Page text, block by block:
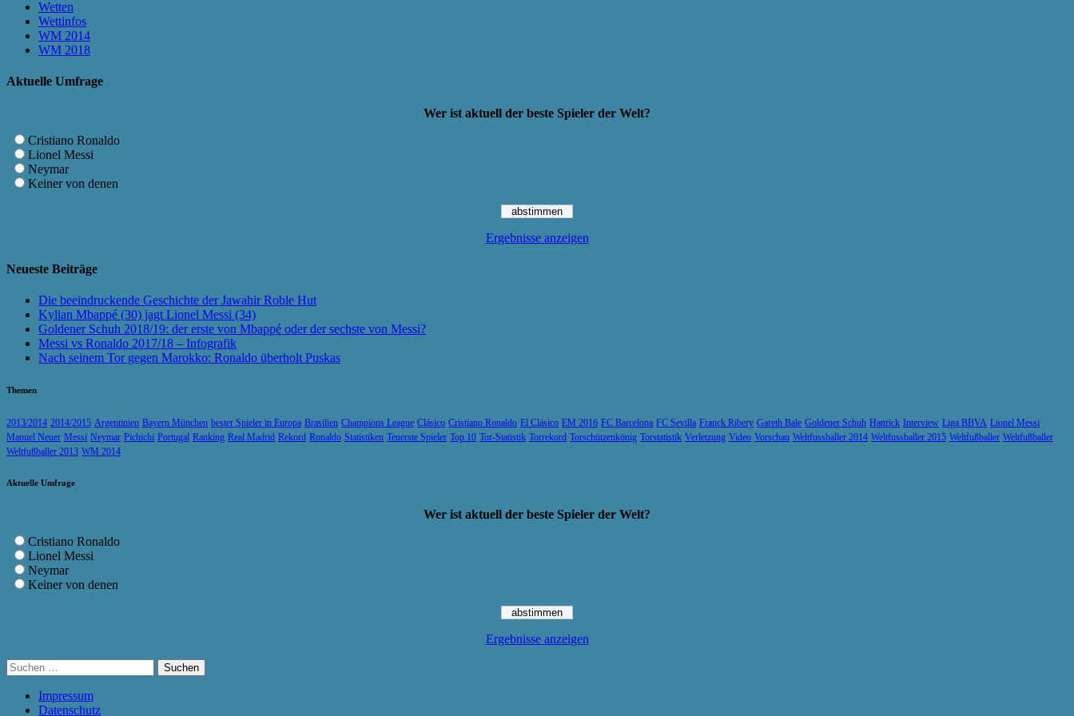
Wetten
Wettinfos
WM 2014
WM 2018
Aktuelle Umfrage
Wer ist aktuell der beste Spieler der Welt?
Cristiano Ronaldo
Lionel Messi
Neymar
Keiner von denen
Ergebnisse anzeigen
Neueste Beiträge
Die beeindruckende Geschichte der Jawahir Roble Hut
Kylian Mbappé (30) jagt Lionel Messi (34)
Goldener Schuh 2018/19: der erste von Mbappé oder der sechste von Messi?
Messi vs Ronaldo 2017/18 – Infografik
Nach seinem Tor gegen Marokko: Ronaldo überholt Puskas
Themen
2013/2014 2014/2015 Argentinien Bayern München bester Spieler in Europa Brasilien Champions League Clásico Cristiano Ronaldo El Clásico EM 2016 FC Barcelona FC Sevilla Franck Ribery Gareth Bale Goldener Schuh Hattrick Interview Liga BBVA Lionel Messi
Manuel Neuer Messi Neymar Pichichi Portugal Ranking Real Madrid Rekord Ronaldo Statistiken Teuerste Spieler Top 10 Tor-Statistik Torrekord Torschützenkönig Torstatistik Verletzung Video Vorschau Weltfussballer 2014 Weltfussballer 2015 Weltfußballer Weltfußballer
Weltfußballer 2013 WM 2014
Aktuelle Umfrage
Wer ist aktuell der beste Spieler der Welt?
Cristiano Ronaldo
Lionel Messi
Neymar
Keiner von denen
Ergebnisse anzeigen
Suchen
nach:
Impressum
Datenschutz